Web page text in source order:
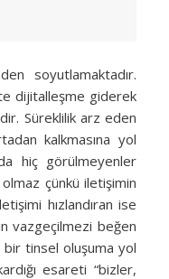
soyutlamaktadır.
dijitalleşme giderek
Süreklilik arz eden
kalkmasına yol
hiç görülmeyenler
çünkü iletişimin
hızlandıran ise
vazgeçilmezi beğen
tinsel oluşuma yol
esareti “bizler,